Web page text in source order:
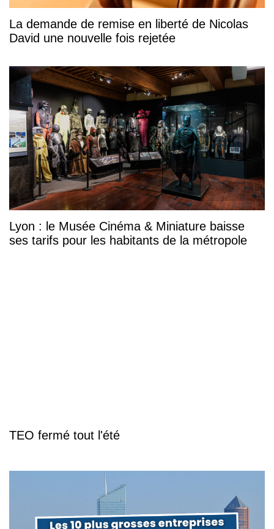
La demande de remise en liberté de Nicolas
David une nouvelle fois rejetée
Lyon : le Musée Cinéma & Miniature baisse
ses tarifs pour les habitants de la métropole
TEO fermé tout l'été